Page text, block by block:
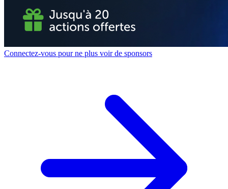
Connectez-vous pour ne plus voir de sponsors